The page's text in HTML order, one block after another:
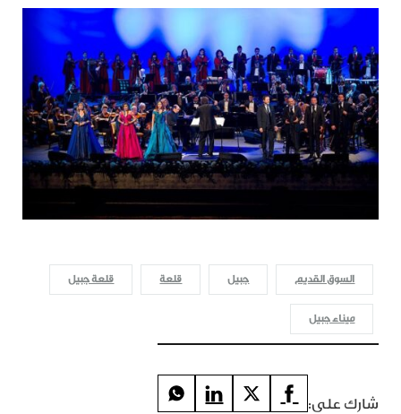
السوق القديم جبيل قلعة قلعة جبيل
ميناء جبيل
شارك على: